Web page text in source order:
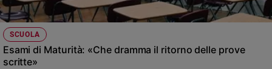
SCUOLA
Esami di Maturità: «Che dramma il ritorno delle prove
scritte»